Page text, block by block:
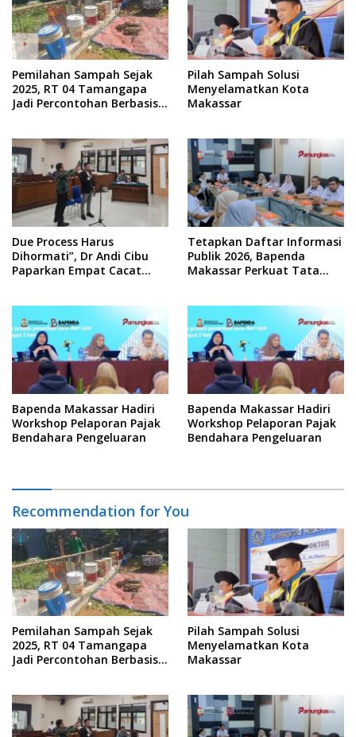
Pemilahan Sampah Sejak
2025, RT 04 Tamangapa
Jadi Percontohan Berbasis
Pilah Sampah Solusi
Menyelamatkan Kota
Makassar
Due Process Harus
Dihormati”, Dr Andi Cibu
Paparkan Empat Cacat
Tetapkan Daftar Informasi
Publik 2026, Bapenda
Makassar Perkuat Tata
Bapenda Makassar Hadiri
Workshop Pelaporan Pajak
Bendahara Pengeluaran
Bapenda Makassar Hadiri
Workshop Pelaporan Pajak
Bendahara Pengeluaran
Recommendation for You
Pemilahan Sampah Sejak
2025, RT 04 Tamangapa
Jadi Percontohan Berbasis
Pilah Sampah Solusi
Menyelamatkan Kota
Makassar